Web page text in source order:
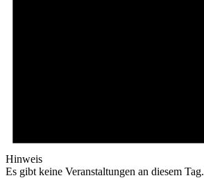
Hinweis
Es gibt keine Veranstaltungen an diesem Tag.